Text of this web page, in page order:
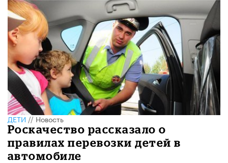
ДЕТИ //Новость
Роскачество рассказало о
правилах перевозки детей в
автомобиле